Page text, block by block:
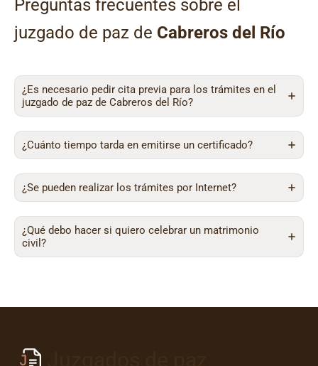
Preguntas frecuentes sobre el
juzgado de paz de Cabreros del Río
¿Es necesario pedir cita previa para los trámites en el
juzgado de paz de Cabreros del Río?
¿Cuánto tiempo tarda en emitirse un certificado?
¿Se pueden realizar los trámites por Internet?
¿Qué debo hacer si quiero celebrar un matrimonio
civil?